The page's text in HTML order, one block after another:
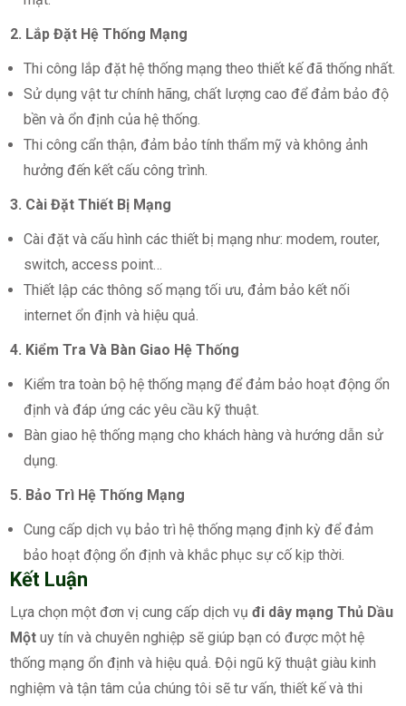
2. Lắp Đặt Hệ Thống Mạng
Thi công lắp đặt hệ thống mạng theo thiết kế đã thống nhất.
Sử dụng vật tư chính hãng, chất lượng cao để đảm bảo độ
bền và ổn định của hệ thống.
Thi công cẩn thận, đảm bảo tính thẩm mỹ và không ảnh
hưởng đến kết cấu công trình.
3. Cài Đặt Thiết Bị Mạng
Cài đặt và cấu hình các thiết bị mạng như: modem, router,
switch, access point…
Thiết lập các thông số mạng tối ưu, đảm bảo kết nối
internet ổn định và hiệu quả.
4. Kiểm Tra Và Bàn Giao Hệ Thống
Kiểm tra toàn bộ hệ thống mạng để đảm bảo hoạt động ổn
định và đáp ứng các yêu cầu kỹ thuật.
Bàn giao hệ thống mạng cho khách hàng và hướng dẫn sử
dụng.
5. Bảo Trì Hệ Thống Mạng
Cung cấp dịch vụ bảo trì hệ thống mạng định kỳ để đảm
bảo hoạt động ổn định và khắc phục sự cố kịp thời.
Kết Luận
Lựa chọn một đơn vị cung cấp dịch vụđi dây mạng Thủ Dầu
Một uy tín và chuyên nghiệp sẽ giúp bạn có được một hệ
thống mạng ổn định và hiệu quả. Đội ngũ kỹ thuật giàu kinh
nghiệm và tận tâm của chúng tôi sẽ tư vấn, thiết kế và thi